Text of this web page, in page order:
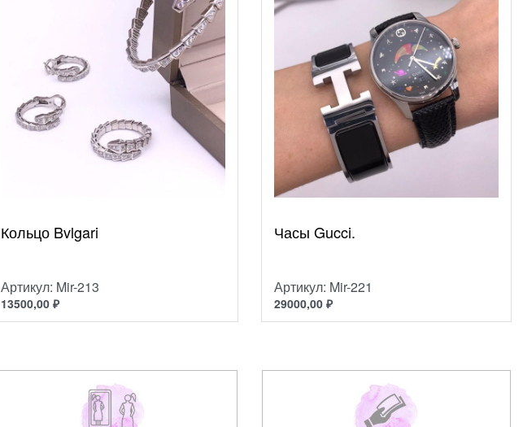
Кольцо Bvlgari
Артикул: Mir-213
13500,00 ₽
Часы Gucci.
Артикул: Mir-221
29000,00 ₽